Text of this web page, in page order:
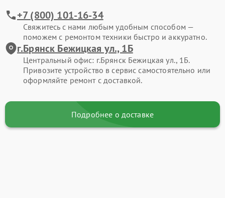
+7 (800) 101-16-34
Свяжитесь с нами любым удобным способом —
поможем с ремонтом техники быстро и аккуратно.
г.Брянск Бежицкая ул., 1Б
Центральный офис: г.Брянск Бежицкая ул., 1Б.
Привозите устройство в сервис самостоятельно или
оформляйте ремонт с доставкой.
Подробнее о доставке